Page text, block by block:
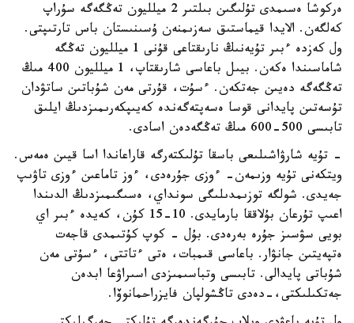
ەركوشا ەسىمدى تۇلىگىن بىلتىر 2 ميلليون تەڭگەگە سۇراپ
كەلگەن. الايدا قيماستىق سەزىمنەن ۇسىنىستان باس تارتىپتى.
ول كەزدە ءبىر تۇيەنىڭ نارىقتاعى قۇنى 1 ميلليون تەڭگە
شاماسىندا ەكەن. بيىل باعاسى شارىقتاپ، 1 ميلليون 400 مىڭ
تەڭگەگە دەيىن جەتكەن. ءسۇت، قۇرتى مەن شۇباتىن ساتۋدان
تۇسەتىن پايدانى قوسا ەسەپتەگەندە كەيىپكەرىمىزدىڭ ايلىق
تابىسى 500-600 مىڭ تەڭگەدەن اسادى.
- تۇيە شارۋاشىلىعى باسقا تۇلىكتەرگە قاراعاندا اسا قيىن ەمەس.
ويتكەنى تۇيە وزىمەن- ءوزى جۇرەدى، ءوز تاماعىن ءوزى تاۋىپ
جەيدى. شولگە توزىمدىلىگى سونداي، ەسىگىمىزدىڭ الدىندا
اعىپ تۇرعان بۇلاققا بارمايدى. 10-15 كۇن، كەيدە ءبىر اي
بويى سۋسىز جۇرە بەرەدى. بۇل - كوپ كۇتىمدى قاجەت
ەتپەيتىن جانۋار. باعاسى قىمبات، ەتى ءتاتتى، ءسۇتى مەن
شۇباتى پايدالى. تابىسى وتباسىمىزدى اسىراۋعا ابدەن
جەتكىلىكتى،-دەدى تاڭشولپان فايزراحمانوۆا.